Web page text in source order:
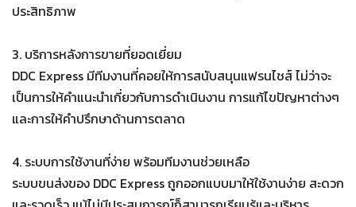
ประสิทธิภาพ
3. บริการหลังการขายที่ยอดเยี่ยม
DDC Express มีทีมงานที่คอยให้การสนับสนุนแฟรนไชส์ ไม่ว่าจะ
เป็นการให้คำแนะนำเกี่ยวกับการดำเนินงาน การแก้ไขปัญหาต่างๆ
และการให้คำปรึกษาด้านการตลาด
4. ระบบการใช้งานที่ง่าย พร้อมทีมงานช่วยเหลือ
ระบบขนส่งของ DDC Express ถูกออกแบบมาให้ใช้งานง่าย สะดวก